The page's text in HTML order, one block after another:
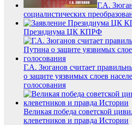
Г.А.
социалистических
Президиума ЦК КПРФ
Г.А. Зюганов считает
о защите уязвимых слоев
голосования
Великая победа советской
клеветников и правда Истории